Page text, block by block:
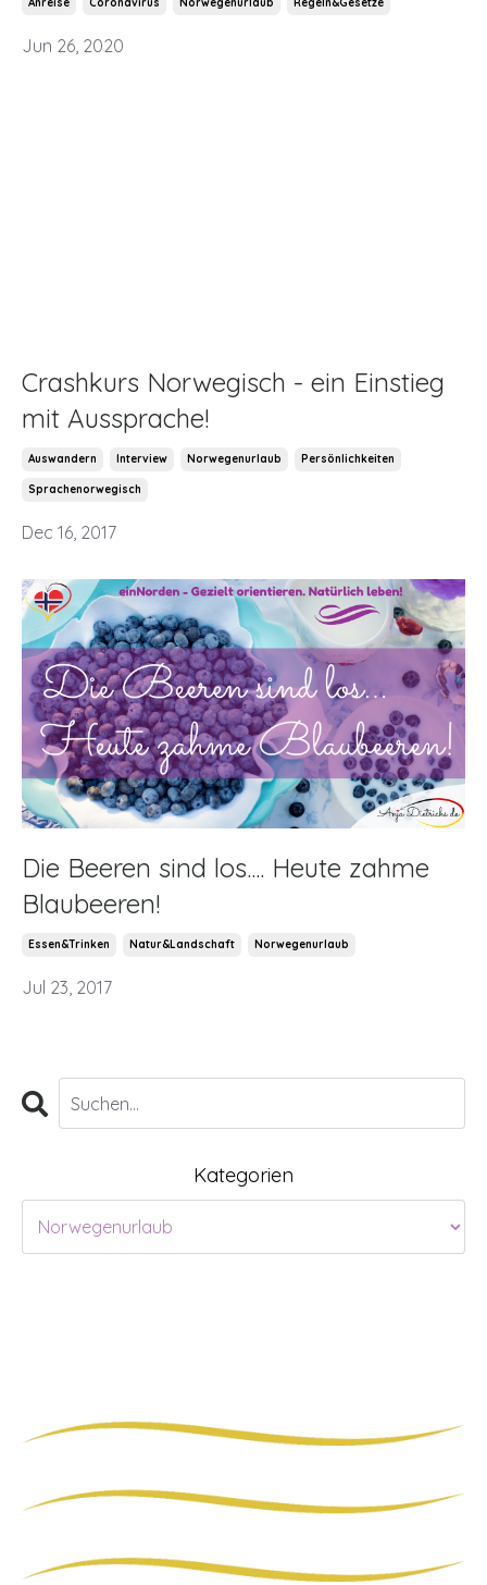
Jun 26, 2020
Crashkurs Norwegisch - ein Einstieg
mit Aussprache!
Auswandern Interview Norwegenurlaub Persönlichkeiten
Sprachenorwegisch
Dec 16, 2017
Die Beeren sind los.... Heute zahme
Blaubeeren!
Essen&trinken Natur&landschaft Norwegenurlaub
Jul 23, 2017
Kategorien